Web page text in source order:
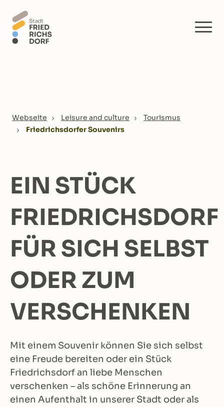
You are here:
Webseite Leisure and culture
Tourismus
Friedrichsdorfer Souvenirs
EIN STÜCK
FRIEDRICHSDORF
FÜR SICH SELBST
ODER ZUM
VERSCHENKEN
Mit einem Souvenir können Sie sich selbst
eine Freude bereiten oder ein Stück
Friedrichsdorf an liebe Menschen
verschenken – als schöne Erinnerung an
einen Aufenthalt in unserer Stadt oder als